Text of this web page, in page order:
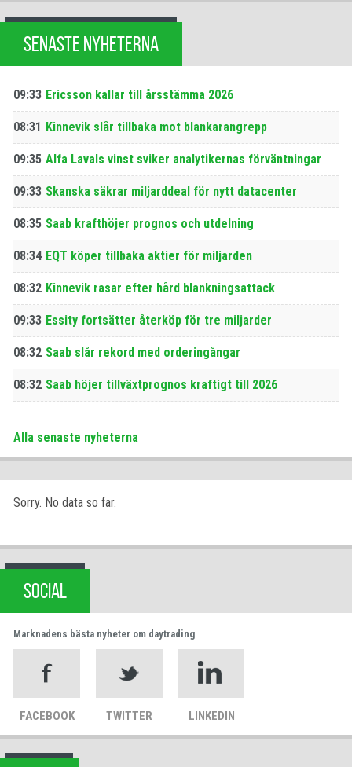
SENASTE NYHETERNA
09:33 Ericsson kallar till årsstämma 2026
08:31 Kinnevik slår tillbaka mot blankarangrepp
09:35 Alfa Lavals vinst sviker analytikernas förväntningar
09:33 Skanska säkrar miljarddeal för nytt datacenter
08:35 Saab krafthöjer prognos och utdelning
08:34 EQT köper tillbaka aktier för miljarden
08:32 Kinnevik rasar efter hård blankningsattack
09:33 Essity fortsätter återköp för tre miljarder
08:32 Saab slår rekord med orderingångar
08:32 Saab höjer tillväxtprognos kraftigt till 2026
Alla senaste nyheterna
Sorry. No data so far.
SOCIAL
Marknadens bästa nyheter om daytrading
FACEBOOK TWITTER LINKEDIN